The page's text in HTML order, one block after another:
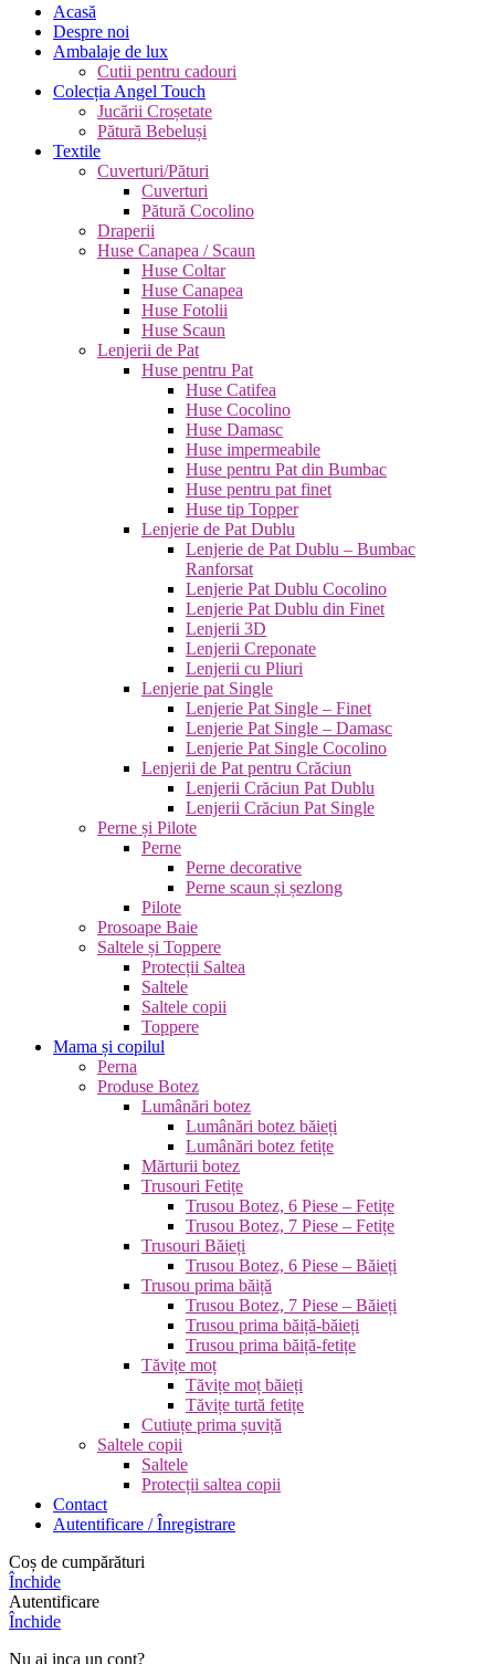
Acasă
Despre noi
Ambalaje de lux
Cutii pentru cadouri
Colecția Angel Touch
Jucării Croșetate
Pătură Bebeluși
Textile
Cuverturi/Pături
Cuverturi
Pătură Cocolino
Draperii
Huse Canapea / Scaun
Huse Coltar
Huse Canapea
Huse Fotolii
Huse Scaun
Lenjerii de Pat
Huse pentru Pat
Huse Catifea
Huse Cocolino
Huse Damasc
Huse impermeabile
Huse pentru Pat din Bumbac
Huse pentru pat finet
Huse tip Topper
Lenjerie de Pat Dublu
Lenjerie de Pat Dublu – Bumbac
Ranforsat
Lenjerie Pat Dublu Cocolino
Lenjerie Pat Dublu din Finet
Lenjerii 3D
Lenjerii Creponate
Lenjerii cu Pliuri
Lenjerie pat Single
Lenjerie Pat Single – Finet
Lenjerie Pat Single – Damasc
Lenjerie Pat Single Cocolino
Lenjerii de Pat pentru Crăciun
Lenjerii Crăciun Pat Dublu
Lenjerii Crăciun Pat Single
Perne și Pilote
Perne
Perne decorative
Perne scaun și șezlong
Pilote
Prosoape Baie
Saltele și Toppere
Protecții Saltea
Saltele
Saltele copii
Toppere
Mama și copilul
Perna
Produse Botez
Lumânări botez
Lumânări botez băieți
Lumânări botez fetițe
Mărturii botez
Trusouri Fetițe
Trusou Botez, 6 Piese – Fetițe
Trusou Botez, 7 Piese – Fetițe
Trusouri Băieți
Trusou Botez, 6 Piese – Băieți
Trusou prima băiță
Trusou Botez, 7 Piese – Băieți
Trusou prima băiță-băieți
Trusou prima băiță-fetițe
Tăvițe moț
Tăvițe moț băieți
Tăvițe turtă fetițe
Cutiuțe prima șuviță
Saltele copii
Saltele
Protecții saltea copii
Contact
Autentificare / Înregistrare
Coș de cumpărături
Închide
Autentificare
Închide
Nu ai inca un cont?